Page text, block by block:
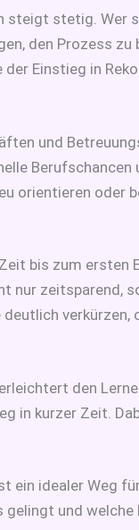
steigt stetig. Wer
den Prozess zu
der Einstieg in
und
Berufschancen
orientieren oder
bis zum ersten
nur zeitsparend,
verkürzen,
den
in kurzer Zeit.
ein idealer Weg
und